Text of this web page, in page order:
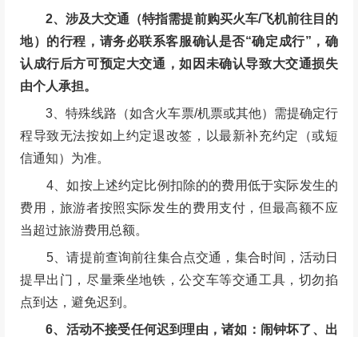
2、涉及大交通（特指需提前购买火车/飞机前往目的
地）的行程，请务必联系客服确认是否“确定成行”，确
认成行后方可预定大交通，如因未确认导致大交通损失
由个人承担。
3、特殊线路（如含火车票/机票或其他）需提确定行
程导致无法按如上约定退改签，以最新补充约定（或短
信通知）为准。
4、如按上述约定比例扣除的的费用低于实际发生的
费用，旅游者按照实际发生的费用支付，但最高额不应
当超过旅游费用总额。
5、请提前查询前往集合点交通，集合时间，活动日
提早出门，尽量乘坐地铁，公交车等交通工具，切勿掐
点到达，避免迟到。
6、活动不接受任何迟到理由，诸如：闹钟坏了、出